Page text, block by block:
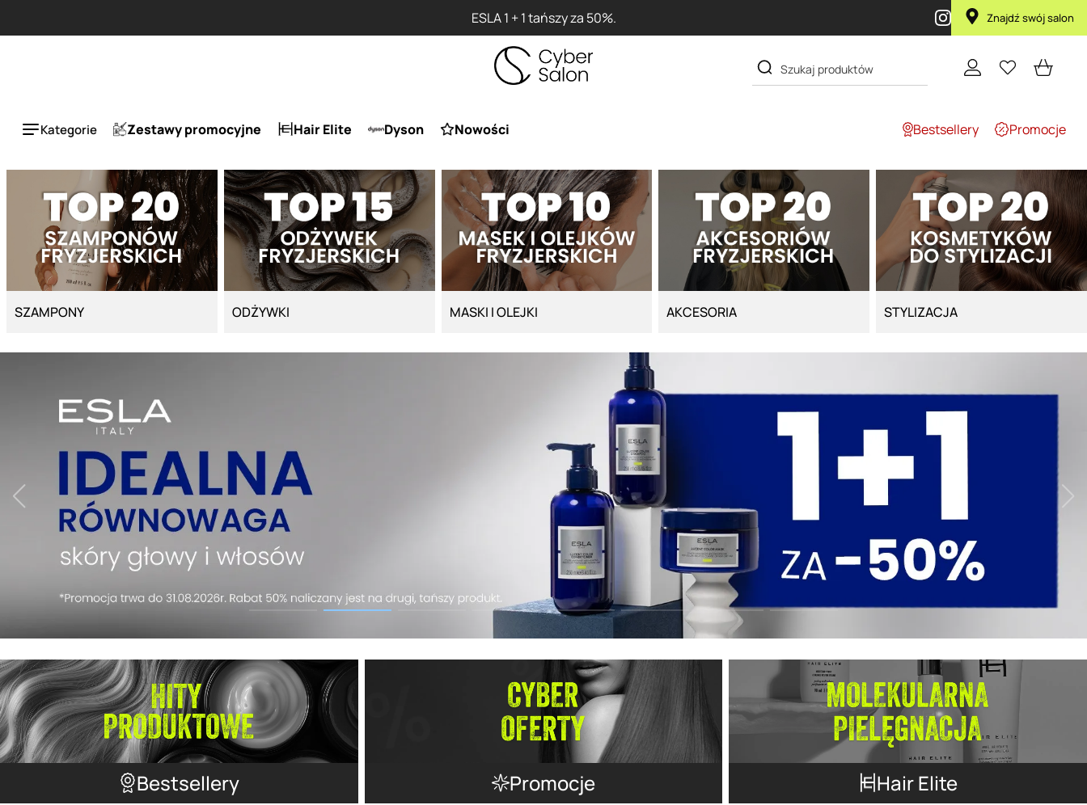
ESLA 1 + 1 tańszy za 50%. Znajdź swój salon
Kategorie Zestawy promocyjne Hair Elite Dyson Nowości Bestsellery Promocje
SZAMPONY ODŻYWKI MASKI I OLEJKI AKCESORIA STYLIZACJA
Bestsellery Promocje Hair Elite